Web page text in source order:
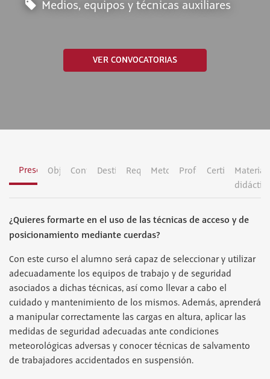
Medios, equipos y técnicas auxiliares
VER CONVOCATORIAS
Presentación
ObjetivosContenidosDestinatariosRequisitosMetodologíaProfesoradoCertificación
Material
¿Quieres formarte en el uso de las técnicas de acceso y de
posicionamiento mediante cuerdas?
Con este curso el alumno será capaz de seleccionar y utilizar
adecuadamente los equipos de trabajo y de seguridad
asociados a dichas técnicas, así como llevar a cabo el
cuidado y mantenimiento de los mismos. Además, aprenderá
a manipular correctamente las cargas en altura, aplicar las
medidas de seguridad adecuadas ante condiciones
meteorológicas adversas y conocer técnicas de salvamento
de trabajadores accidentados en suspensión.